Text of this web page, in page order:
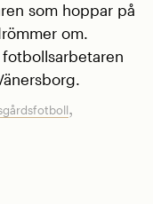
som hoppar på
om.
,